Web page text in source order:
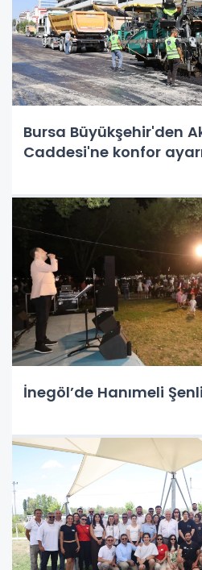
Bursa Büyükşehir'den
Caddesi'ne konfor
İnegöl’de Hanımeli